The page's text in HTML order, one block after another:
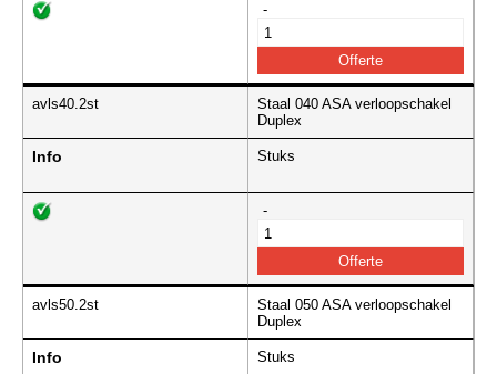
-
avls40.2st
Staal 040 ASA verloopschakel
Duplex
Info Stuks
-
avls50.2st
Staal 050 ASA verloopschakel
Duplex
Info Stuks